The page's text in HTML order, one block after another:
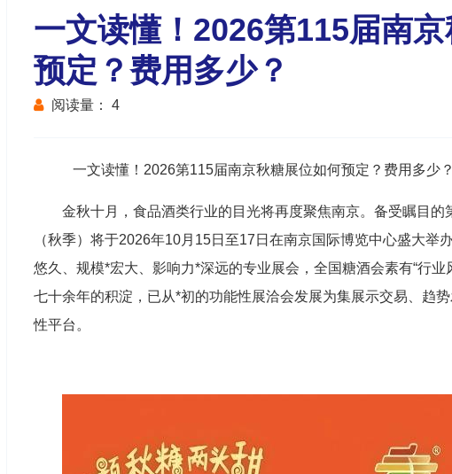
一文读懂！2026第115届南
预定？费用多少？
阅读量： 4
一文读懂！2026第115届南京秋糖展位如何预定？费用多少
金秋十月，食品酒类行业的目光将再度聚焦南京。备受瞩目的
（秋季）将于2026年10月15日至17日在南京国际博览中心盛大举
悠久、规模*宏大、影响力*深远的专业展会， 全国糖酒会素有“行业
七十余年的积淀，已从*初的功能性展洽会发展为集展示交易、趋
性平台。